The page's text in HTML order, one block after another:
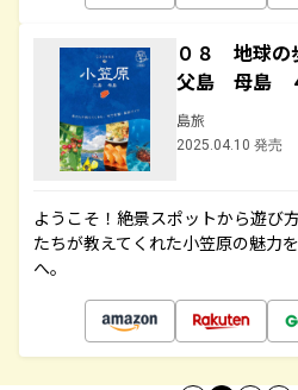
０８ 地球
父島 母島
島旅
2025.04.10 発売
ようこそ！絶景スポットから遊び
たちが教えてくれた小笠原の魅力
へ。